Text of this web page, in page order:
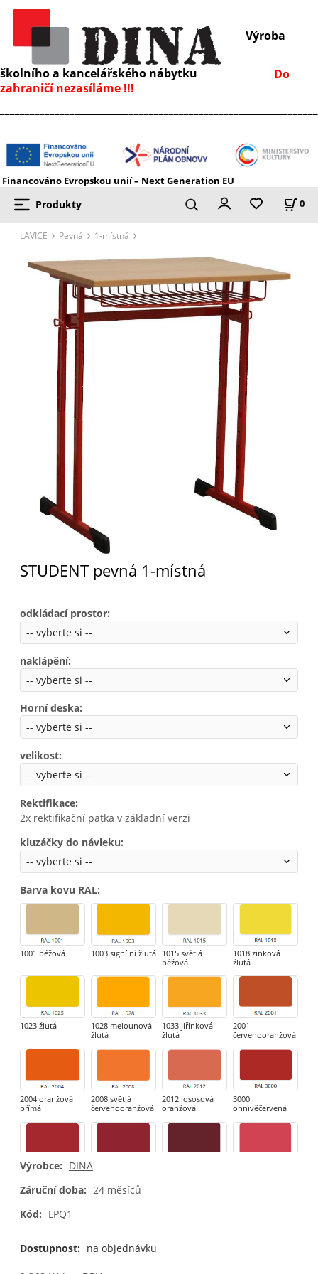
Výroba
školního a kancelářského nábytku Do
zahraničí nezasíláme !!!
Financováno Evropskou unií – Next Generation EU
Produkty 0
LAVICE Pevná 1-místná
STUDENT pevná 1-místná
odkládací prostor:
naklápění:
Horní deska:
velikost:
Rektifikace:
2x rektifikační patka v základní verzi
kluzáčky do návleku:
Barva kovu RAL:
1001 béžová 1003 signílní žlutá
1015 světlá
béžová
1018 zinková
žlutá
1023 žlutá
1028 melounová
žlutá
1033 jiřinková
žlutá
2001
červenooranžová
2004 oranžová
přímá
2008 světlá
červenooranžová
2012 lososová
oranžová
3000
ohnivěčervená
3002 karmínová 3003 rubínová
červená
Výrobce: DINA
Záruční doba: 24 měsíců
Kód: LPQ1
Dostupnost: na objednávku